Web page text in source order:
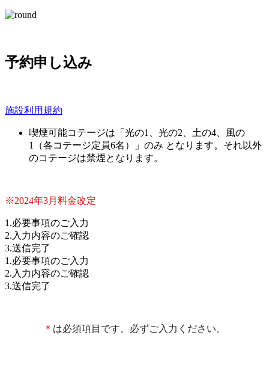
予約申し込み
施設利用規約
喫煙可能コテージは「光の1、光の2、土の4、風の
1（各コテージ定員6名）」のみ となります。それ以外
のコテージは禁煙となります。
※2024年3月料金改定
1.必要事項のご入力
2.入力内容のご確認
3.送信完了
1.必要事項のご入力
2.入力内容のご確認
3.送信完了
＊ は必須項目です。必ずご入力ください。